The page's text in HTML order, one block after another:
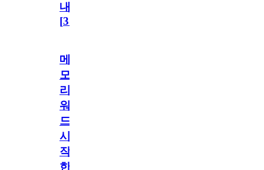
내
[31
메
모
리
워
드
시
작
한